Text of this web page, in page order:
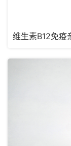
维生素B12免疫